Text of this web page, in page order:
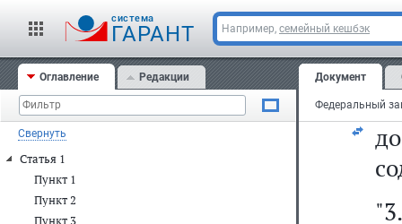
cистема
ГАРАНТ Например, семейный кешбэк
Оглавление Редакции
Свернуть
Статья 1
Пункт 1
Пункт 2
Пункт 3
Документ
в